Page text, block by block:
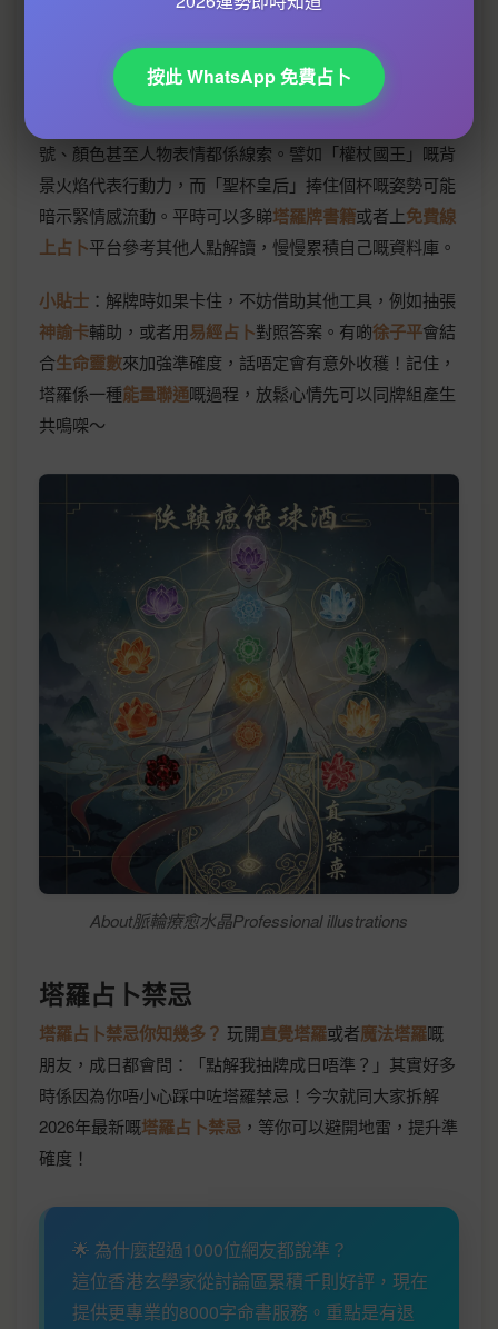
爾特十字」，適合分析複雜問題。記住，牌陣唔係愈多愈
字陣」就比「生命之樹陣」更貼題。
號、顏色甚至人物表情都係線索。譬如「權杖國王」嘅背
景火焰代表行動力，而「聖杯皇后」捧住個杯嘅姿勢可能
暗示緊情感流動。平時可以多睇塔羅牌書籍或者上免費線
上占卜平台參考其他人點解讀，慢慢累積自己嘅資料庫。
小貼士 ：解牌時如果卡住，不妨借助其他工具，例如抽張
神諭卡輔助，或者用易經占卜對照答案。有啲徐子平會結
合生命靈數來加強準確度，話唔定會有意外收穫！記住，
塔羅係一種能量聯通嘅過程，放鬆心情先可以同牌組產生
共鳴㗎～
About脈輪療愈水晶Professional illustrations
塔羅占卜禁忌
塔羅占卜禁忌你知幾多？ 玩開直覺塔羅或者魔法塔羅嘅
朋友，成日都會問：「點解我抽牌成日唔準？」其實好多
時係因為你唔小心踩中咗塔羅禁忌！今次就同大家拆解
2026年最新嘅塔羅占卜禁忌 ，等你可以避開地雷，提升準
確度！
🌟 為什麼超過1000位網友都說準？
這位香港玄學家從討論區累積千則好評，現在
提供更專業的8000字命書服務。重點是有退
按此 WhatsApp 免費占卜